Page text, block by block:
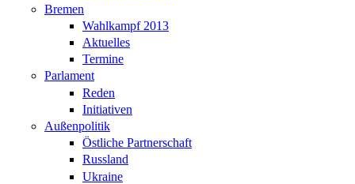
Bremen
Wahlkampf 2013
Aktuelles
Termine
Parlament
Reden
Initiativen
Außenpolitik
Östliche Partnerschaft
Russland
Ukraine